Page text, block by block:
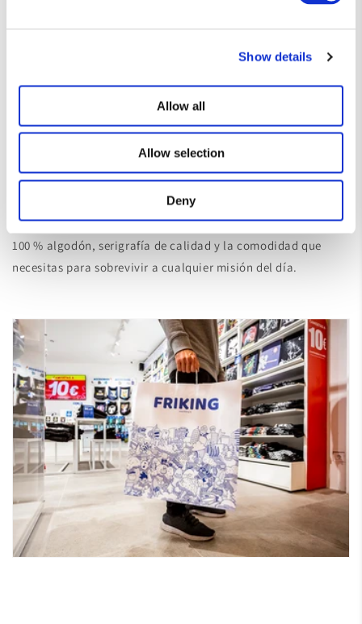
Show details
Allow all
Allow selection
Deny
Hechas para durar (y para
100 % algodón, serigrafía de calidad y la comodidad que
necesitas para sobrevivir a cualquier misión del día.